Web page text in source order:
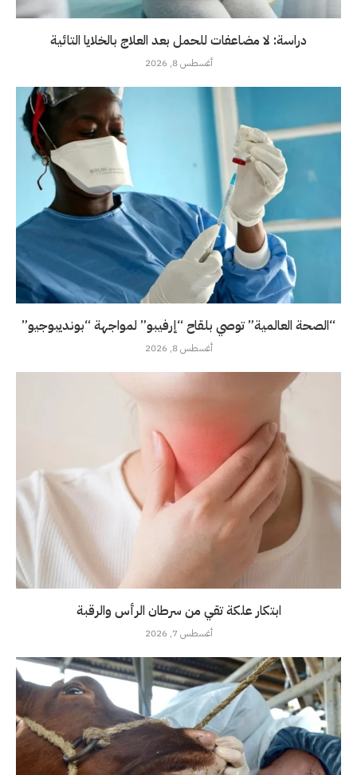
دراسة: لا مضاعفات للحمل بعد العلاج بالخلايا التائية
أغسطس 8, 2026
“الصحة العالمية” توصي بلقاح “إرفيبو” لمواجهة “بونديبوجيو”
أغسطس 8, 2026
ابتكار علكة تقي من سرطان الرأس والرقبة
أغسطس 7, 2026